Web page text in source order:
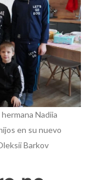
Nadiia
en su nuevo
Barkov